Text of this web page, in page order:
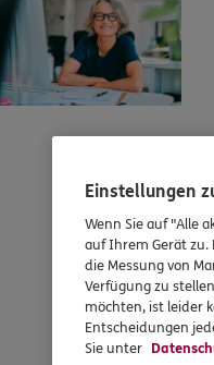
Einstellungen
Wenn Sie auf "Alle
auf Ihrem Gerät zu.
die Messung von
Verfügung zu
möchten, ist leider
Entscheidungen
Sie unter